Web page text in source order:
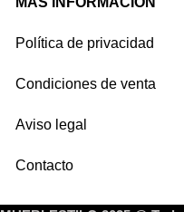
Política de privacidad
Condiciones de venta
Aviso legal
Contacto